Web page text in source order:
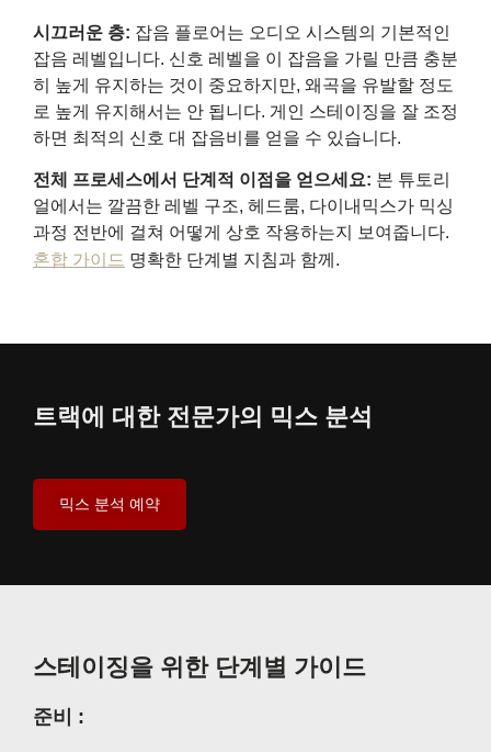
시끄러운 층: 잡음 플로어는 오디오 시스템의 기본적인
잡음 레벨입니다. 신호 레벨을 이 잡음을 가릴 만큼 충분
히 높게 유지하는 것이 중요하지만, 왜곡을 유발할 정도
로 높게 유지해서는 안 됩니다. 게인 스테이징을 잘 조정
하면 최적의 신호 대 잡음비를 얻을 수 있습니다.
전체 프로세스에서 단계적 이점을 얻으세요: 본 튜토리
얼에서는 깔끔한 레벨 구조, 헤드룸, 다이내믹스가 믹싱
과정 전반에 걸쳐 어떻게 상호 작용하는지 보여줍니다.
혼합 가이드 명확한 단계별 지침과 함께.
트랙에 대한 전문가의 믹스 분석
믹스 분석 예약
스테이징을 위한 단계별 가이드
준비 :